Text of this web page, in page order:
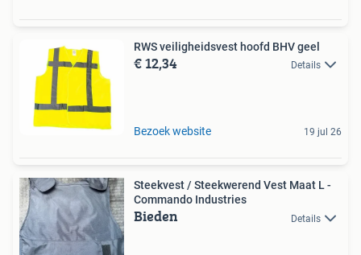
RWS veiligheidsvest hoofd BHV geel
€ 12,34 Details
Bezoek website 19 jul 26
Steekvest / Steekwerend Vest Maat L -
Commando Industries
Bieden Details